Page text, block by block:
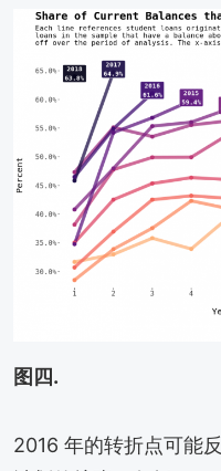
图四.
2016 年的转折点可能